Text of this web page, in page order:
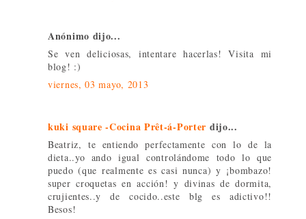
Anónimo dijo...
Se ven deliciosas, intentare hacerlas! Visita mi
blog! :)
viernes, 03 mayo, 2013
kuki square -Cocina Prêt-á-Porter dijo...
Beatriz, te entiendo perfectamente con lo de la
dieta..yo ando igual controlándome todo lo que
puedo (que realmente es casi nunca) y ¡bombazo!
super croquetas en acción! y divinas de dormita,
crujientes..y de cocido..este blg es adictivo!!
Besos!